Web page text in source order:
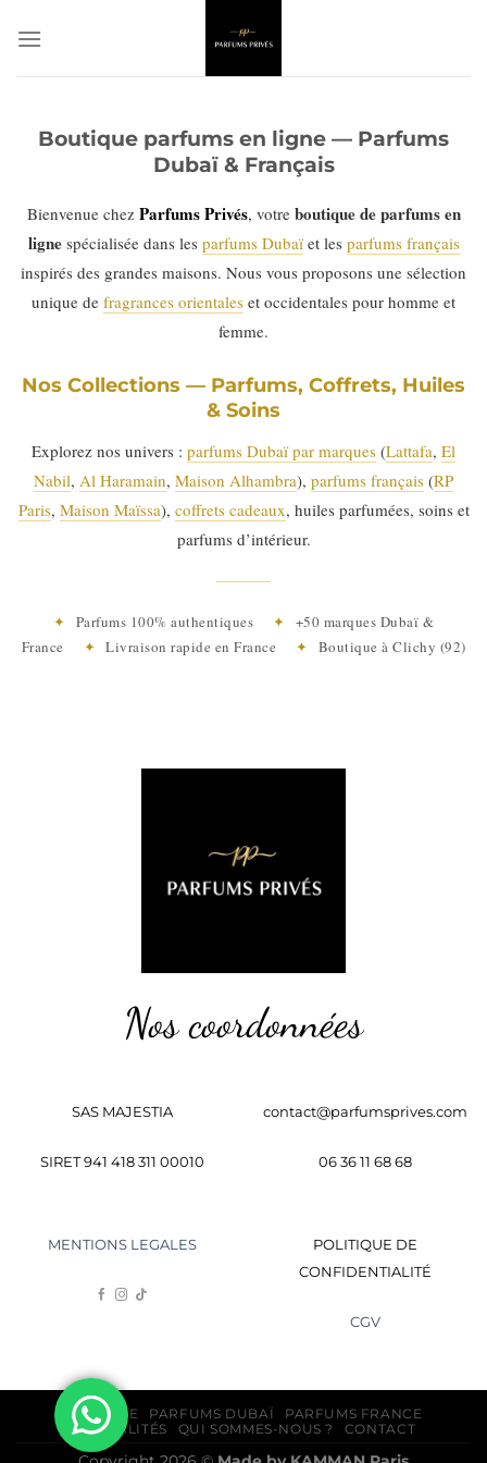
au
Boutique parfums en ligne — Parfums
Dubaï & Français
Bienvenue chez Parfums Privés, votre boutique de parfums en
lignespécialisée dans les parfums Dubaïet les parfums français
inspirés des grandes maisons. Nous vous proposons une sélection
unique de fragrances orientales et occidentales pour homme et
femme.
Nos Collections — Parfums, Coffrets, Huiles
& Soins
Explorez nos univers : parfums Dubaï par marques (Lattafa, El
Nabil, Al Haramain, Maison Alhambra), parfums français (RP
Paris, Maison Maïssa), coffrets cadeaux, huiles parfumées, soins et
parfums d’intérieur.
✦ Parfums 100% authentiques ✦ +50 marques Dubaï &
France ✦ Livraison rapide en France ✦ Boutique à Clichy (92)
Nos coordonnées
SAS MAJESTIA
SIRET 941 418 311 00010
contact@parfumsprives.com
06 36 11 68 68
MENTIONS LEGALES
POLITIQUE DE
CONFIDENTIALITÉ
CGV
BOUTIQUE PARFUMS DUBAÏ
PARFUMS FRANCE
ACTUALITÉS
QUI SOMMES-NOUS ? CONTACT